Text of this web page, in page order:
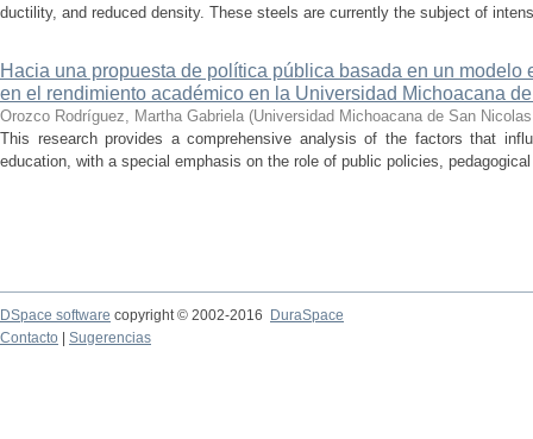
ductility, and reduced density. These steels are currently the subject of
Hacia una propuesta de política pública basada en un modelo
en el rendimiento académico en la Universidad Michoacana
Orozco Rodríguez, Martha Gabriela (Universidad Michoacana de San
This research provides a comprehensive analysis of the factors that
education, with a special emphasis on the role of public policies,
DSpace software copyright © 2002-2016
DuraSpace
Contacto
Sugerencias